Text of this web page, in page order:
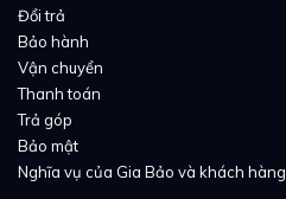
Đổi trả
Bảo hành
Vận chuyển
Thanh toán
Trả góp
Bảo mật
Nghĩa vụ của Gia Bảo và khách hàng